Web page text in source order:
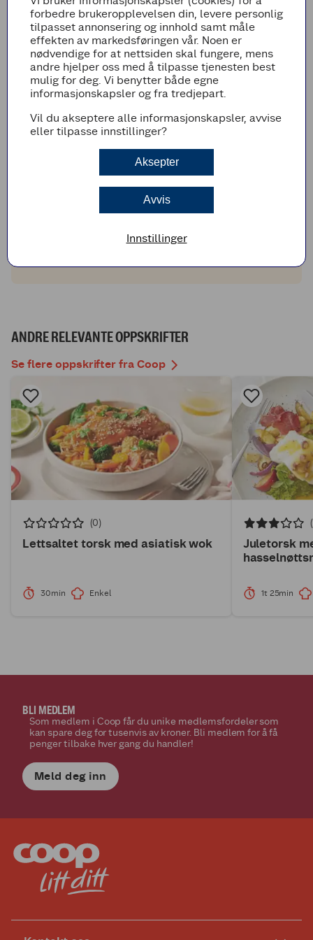
Fremgangsmetode
Skrell kålroten og skjær den i terninger. Kok
dem møre i lettsaltet vann.
Kok opp en stor kjele med vann.
Skru ned varmen til rett under kokepunkt.
Legg torskebitene og la dem trekke i 5-6
minutter, til de flaker seg lett.
Topp retten med frisk sitronjuice og finhakket
ANDRE RELEVANTE OPPSKRIFTER
Se flere oppskrifter fra Coop
(0)
Lettsaltet torsk med asiatisk wok
30min Enkel
Juletorsk
1t 25min
BLI MEDLEM
Som medlem i Coop får du unike medlemsfordeler som
kan spare deg for tusenvis av kroner. Bli medlem for å få
penger tilbake hver gang du handler!
Meld deg inn
forbedre brukeropplevelsen din, levere personlig
tilpasset annonsering og innhold samt måle
effekten av markedsføringen vår. Noen er
nødvendige for at nettsiden skal fungere, mens
andre hjelper oss med å tilpasse tjenesten best
mulig for deg. Vi benytter både egne
informasjonskapsler og fra tredjepart.
Vil du akseptere alle informasjonskapsler, avvise
eller tilpasse innstillinger?
Aksepter
Avvis
Innstillinger